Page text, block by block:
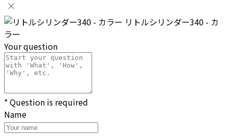
リトルシリンダー340 - カ
ラー
Your question
* Question is required
Name